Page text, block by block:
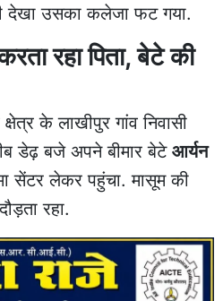
देखा उसका कलेजा फट गया.
रहा पिता, बेटे की
के लाखीपुर गांव निवासी
डेढ़ बजे अपने बीमार बेटे आर्यन
सेंटर लेकर पहुंचा. मासूम की
रहा.